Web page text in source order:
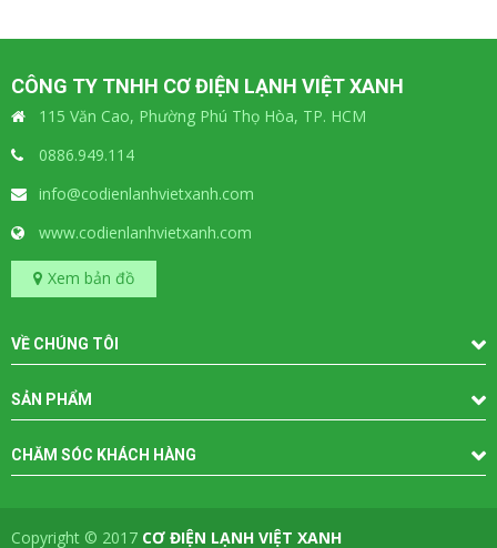
CÔNG TY TNHH CƠ ĐIỆN LẠNH VIỆT XANH
115 Văn Cao, Phường Phú Thọ Hòa, TP. HCM
0886.949.114
info@codienlanhvietxanh.com
www.codienlanhvietxanh.com
Xem bản đồ
VỀ CHÚNG TÔI
SẢN PHẨM
CHĂM SÓC KHÁCH HÀNG
Copyright © 2017 CƠ ĐIỆN LẠNH VIỆT XANH